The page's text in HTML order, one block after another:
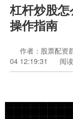
杠杆炒股
操作指南
作者：股票配资
04 12:19:31
阅